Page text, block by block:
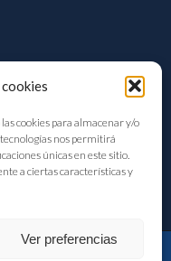
cookies para almacenar y/o
nos permitirá
únicas en este sitio.
a ciertas características y
Ver preferencias